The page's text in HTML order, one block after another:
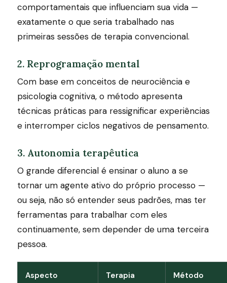
comportamentais que influenciam sua vida —
exatamente o que seria trabalhado nas
primeiras sessões de terapia convencional.
2. Reprogramação mental
Com base em conceitos de neurociência e
psicologia cognitiva, o método apresenta
técnicas práticas para ressignificar experiências
e interromper ciclos negativos de pensamento.
3. Autonomia terapêutica
O grande diferencial é ensinar o aluno a se
tornar um agente ativo do próprio processo —
ou seja, não só entender seus padrões, mas ter
ferramentas para trabalhar com eles
continuamente, sem depender de uma terceira
pessoa.
Aspecto
Terapia
Método